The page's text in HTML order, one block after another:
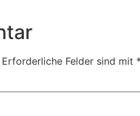
Erforderliche Felder sind mit *